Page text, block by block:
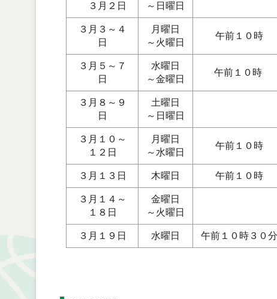
３月２日
～日曜日
３月３～４
日
月曜日
～火曜日
午前１０時
３月５～７
日
水曜日
～金曜日
午前１０時
３月８～９
日
土曜日
～日曜日
３月１０～
１２日
月曜日
～水曜日
午前１０時
３月１３日 木曜日 午前１０時
３月１４～
１８日
金曜日
～火曜日
３月１９日 水曜日 午前１０時３０分